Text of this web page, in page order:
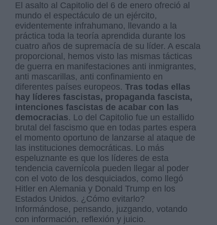
El asalto al Capitolio del 6 de enero ofreció al
mundo el espectáculo de un ejército,
evidentemente infrahumano, llevando a la
práctica toda la teoría aprendida durante los
cuatro años de supremacía de su líder. A escala
proporcional, hemos visto las mismas tácticas
de guerra en manifestaciones anti inmigrantes,
anti mascarillas, anti confinamiento en
diferentes países europeos.Tras todas ellas
hay líderes fascistas, propaganda fascista,
intenciones fascistas de acabar con las
democracias. Lo del Capitolio fue un estallido
brutal del fascismo que en todas partes espera
el momento oportuno de lanzarse al ataque de
las instituciones democráticas. Lo más
espeluznante es que los líderes de esta
tendencia cavernícola pueden llegar al poder
con el voto de los desquiciados, como llegó
Hitler en Alemania y Donald Trump en los
Estados Unidos. ¿Cómo evitarlo?
Informándose, pensando, juzgando, votando
con información, reflexión y juicio.